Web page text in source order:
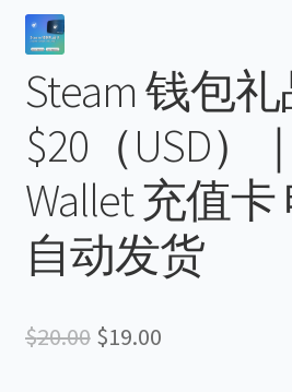
Steam 钱包
$20（USD）
Wallet 充值
自动发货
$20.00 原
$19.00当